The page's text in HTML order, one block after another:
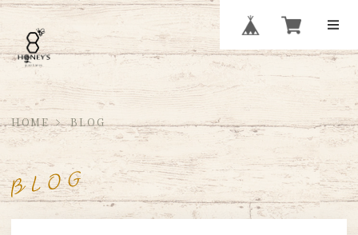
HOME BLOG